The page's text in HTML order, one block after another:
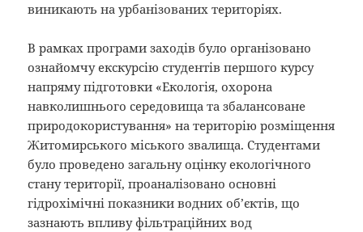
виникають на урбанізованих територіях.
В рамках програми заходів було організовано
ознайомчу екскурсію студентів першого курсу
напряму підготовки «Екологія, охорона
навколишнього середовища та збалансоване
природокористування» на територію розміщення
Житомирського міського звалища. Студентами
було проведено загальну оцінку екологічного
стану території, проаналізовано основні
гідрохімічні показники водних об’єктів, що
зазнають впливу фільтраційних вод